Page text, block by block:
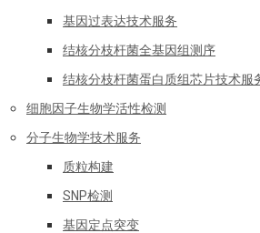
基因过表达技术服务
结核分枝杆菌全基因组测序
结核分枝杆菌蛋白质组芯片技术服
细胞因子生物学活性检测
分子生物学技术服务
质粒构建
SNP检测
基因定点突变